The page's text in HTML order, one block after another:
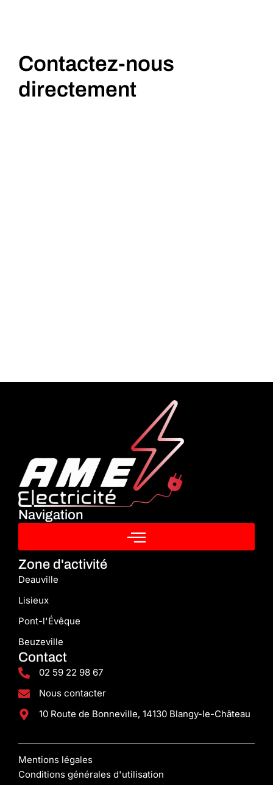
Contactez-nous
directement
Navigation
Zone d'activité
Deauville
Lisieux
Pont-l'Évêque
Beuzeville
Contact
02 59 22 98 67
Nous contacter
10 Route de Bonneville, 14130 Blangy-le-Château
Mentions légales
Conditions générales d'utilisation